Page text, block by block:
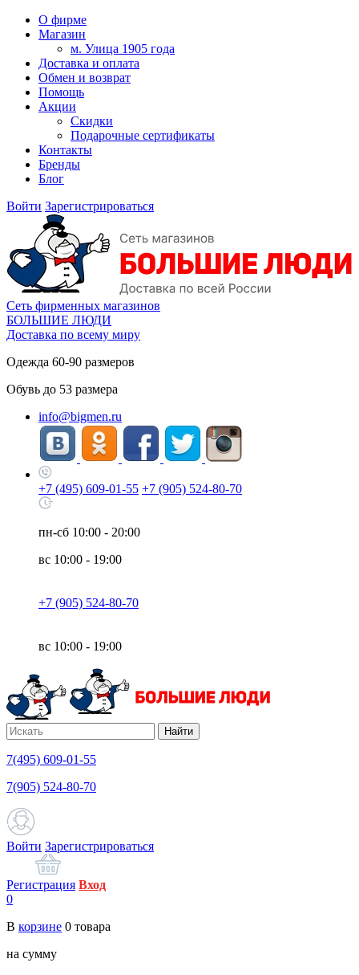
О фирме
Магазин
м. Улица 1905 года
Доставка и оплата
Обмен и возврат
Помощь
Акции
Скидки
Подарочные сертификаты
Контакты
Бренды
Блог
Войти Зарегистрироваться
Сеть фирменных магазинов
БОЛЬШИЕ ЛЮДИ
Доставка по всему миру
Одежда 60-90 размеров
Обувь до 53 размера
info@bigmen.ru
+7 (495) 609-01-55 +7 (905) 524-80-70
пн-сб 10:00 - 20:00
вс 10:00 - 19:00
+7 (905) 524-80-70
вс 10:00 - 19:00
Найти
7(495) 609-01-55
7(905) 524-80-70
Войти Зарегистрироваться
Регистрация Вход
0
В корзине 0 товара
на сумму